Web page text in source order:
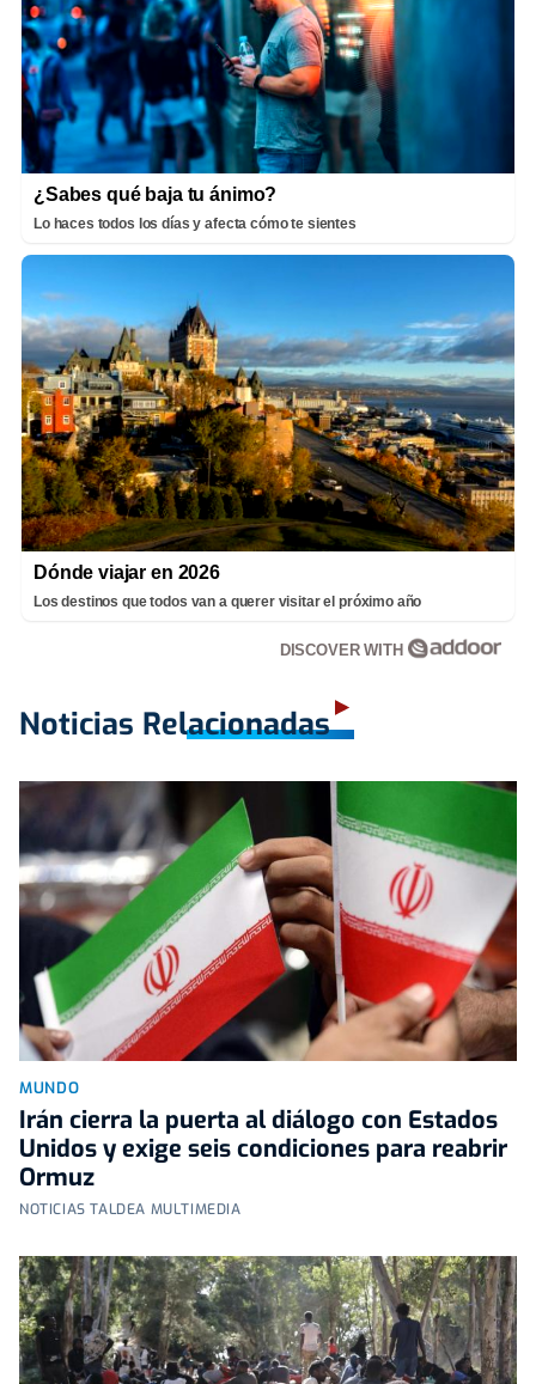
¿Sabes qué baja tu ánimo?
Lo haces todos los días y afecta cómo te sientes
Dónde viajar en 2026
Los destinos que todos van a querer visitar el próximo año
DISCOVER WITH
Noticias Relacionadas
MUNDO
Irán cierra la puerta al diálogo con Estados
Unidos y exige seis condiciones para reabrir
Ormuz
NOTICIAS TALDEA MULTIMEDIA